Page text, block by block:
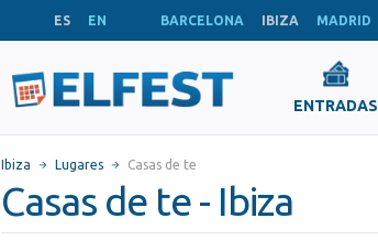
ES EN BARCELONA IBIZA MADRID
ENTRADAS
Ibiza Lugares Casas de te
Casas de te - Ibiza